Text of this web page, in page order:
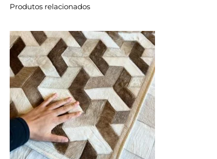
Produtos relacionados